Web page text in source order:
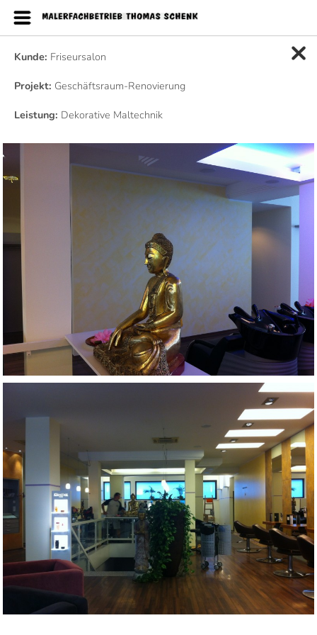
Kunde: Friseursalon
Projekt: Geschäftsraum-Renovierung
Leistung: Dekorative Maltechnik